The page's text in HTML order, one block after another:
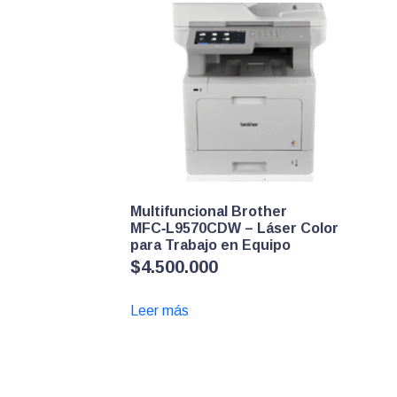
Multifuncional Brother
MFC‑L9570CDW – Láser Color
para Trabajo en Equipo
$4.500.000
Leer más